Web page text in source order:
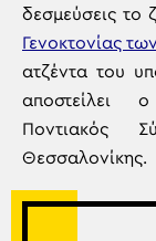
δεσμεύσεις το
Γενοκτονίας
ατζέντα του
αποστείλει ο
Ποντιακός
Θεσσαλονίκης.